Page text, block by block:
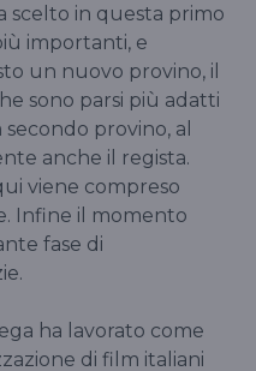
scelto in questa primo
importanti, e
un nuovo provino, il
sono parsi più adatti
provino, al
anche il regista.
viene compreso
Infine il momento
fase di
ha lavorato come
di film italiani